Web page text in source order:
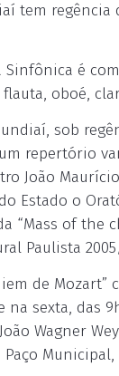
tem
Sinfônica é
oboé,
sob
repertório
João
Estado o
“Mass of the
Paulista
de
na sexta, das
Wagner